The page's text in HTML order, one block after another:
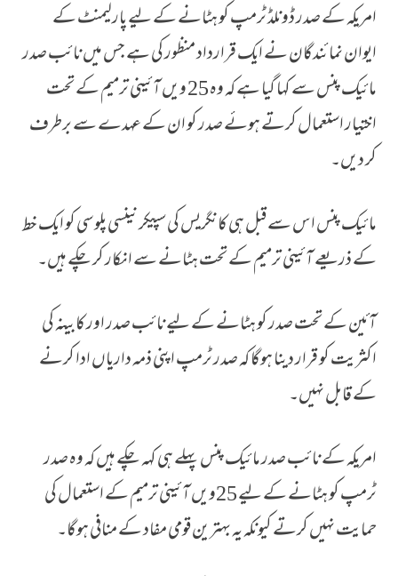
ٹرمپ کی برطرفی کے لیے قرارداد منظور، نائب صدر کا انکار
امریکہ کے صدر ڈونلڈ ٹرمپ کو ہٹانے کے لیے پارلیمنٹ کے
ایوان نمائندگان نے ایک قرارداد منظور کی ہے جس میں نائب صدر
مائیک پنس سے کہا گیا ہے کہ وہ 25 ویں آئینی ترمیم کے تحت
اختیار استعمال کرتے ہوئے صدر کو ان کے عہدے سے برطرف
کر دیں۔
مائیک پنس اس سے قبل ہی کانگریس کی سپیکر نینسی پلوسی کو ایک خط
کے ذریعے آئینی ترمیم کے تحت ہٹانے سے انکار کر چکے ہیں۔
آئین کے تحت صدر کو ہٹانے کے لیے نائب صدر اور کابینہ کی
اکثریت کو قرار دینا ہوگا کہ صدر ٹرمپ اپنی ذمہ داریاں ادا کرنے
کے قابل نہیں۔
امریکہ کے نائب صدر مائیک پنس پہلے ہی کہہ چکے ہیں کہ وہ صدر
ٹرمپ کو ہٹانے کے لیے25ویں آئینی ترمیم کے استعمال کی
حمایت نہیں کرتے کیونکہ یہ بہترین قومی مفاد کے منافی ہوگا۔